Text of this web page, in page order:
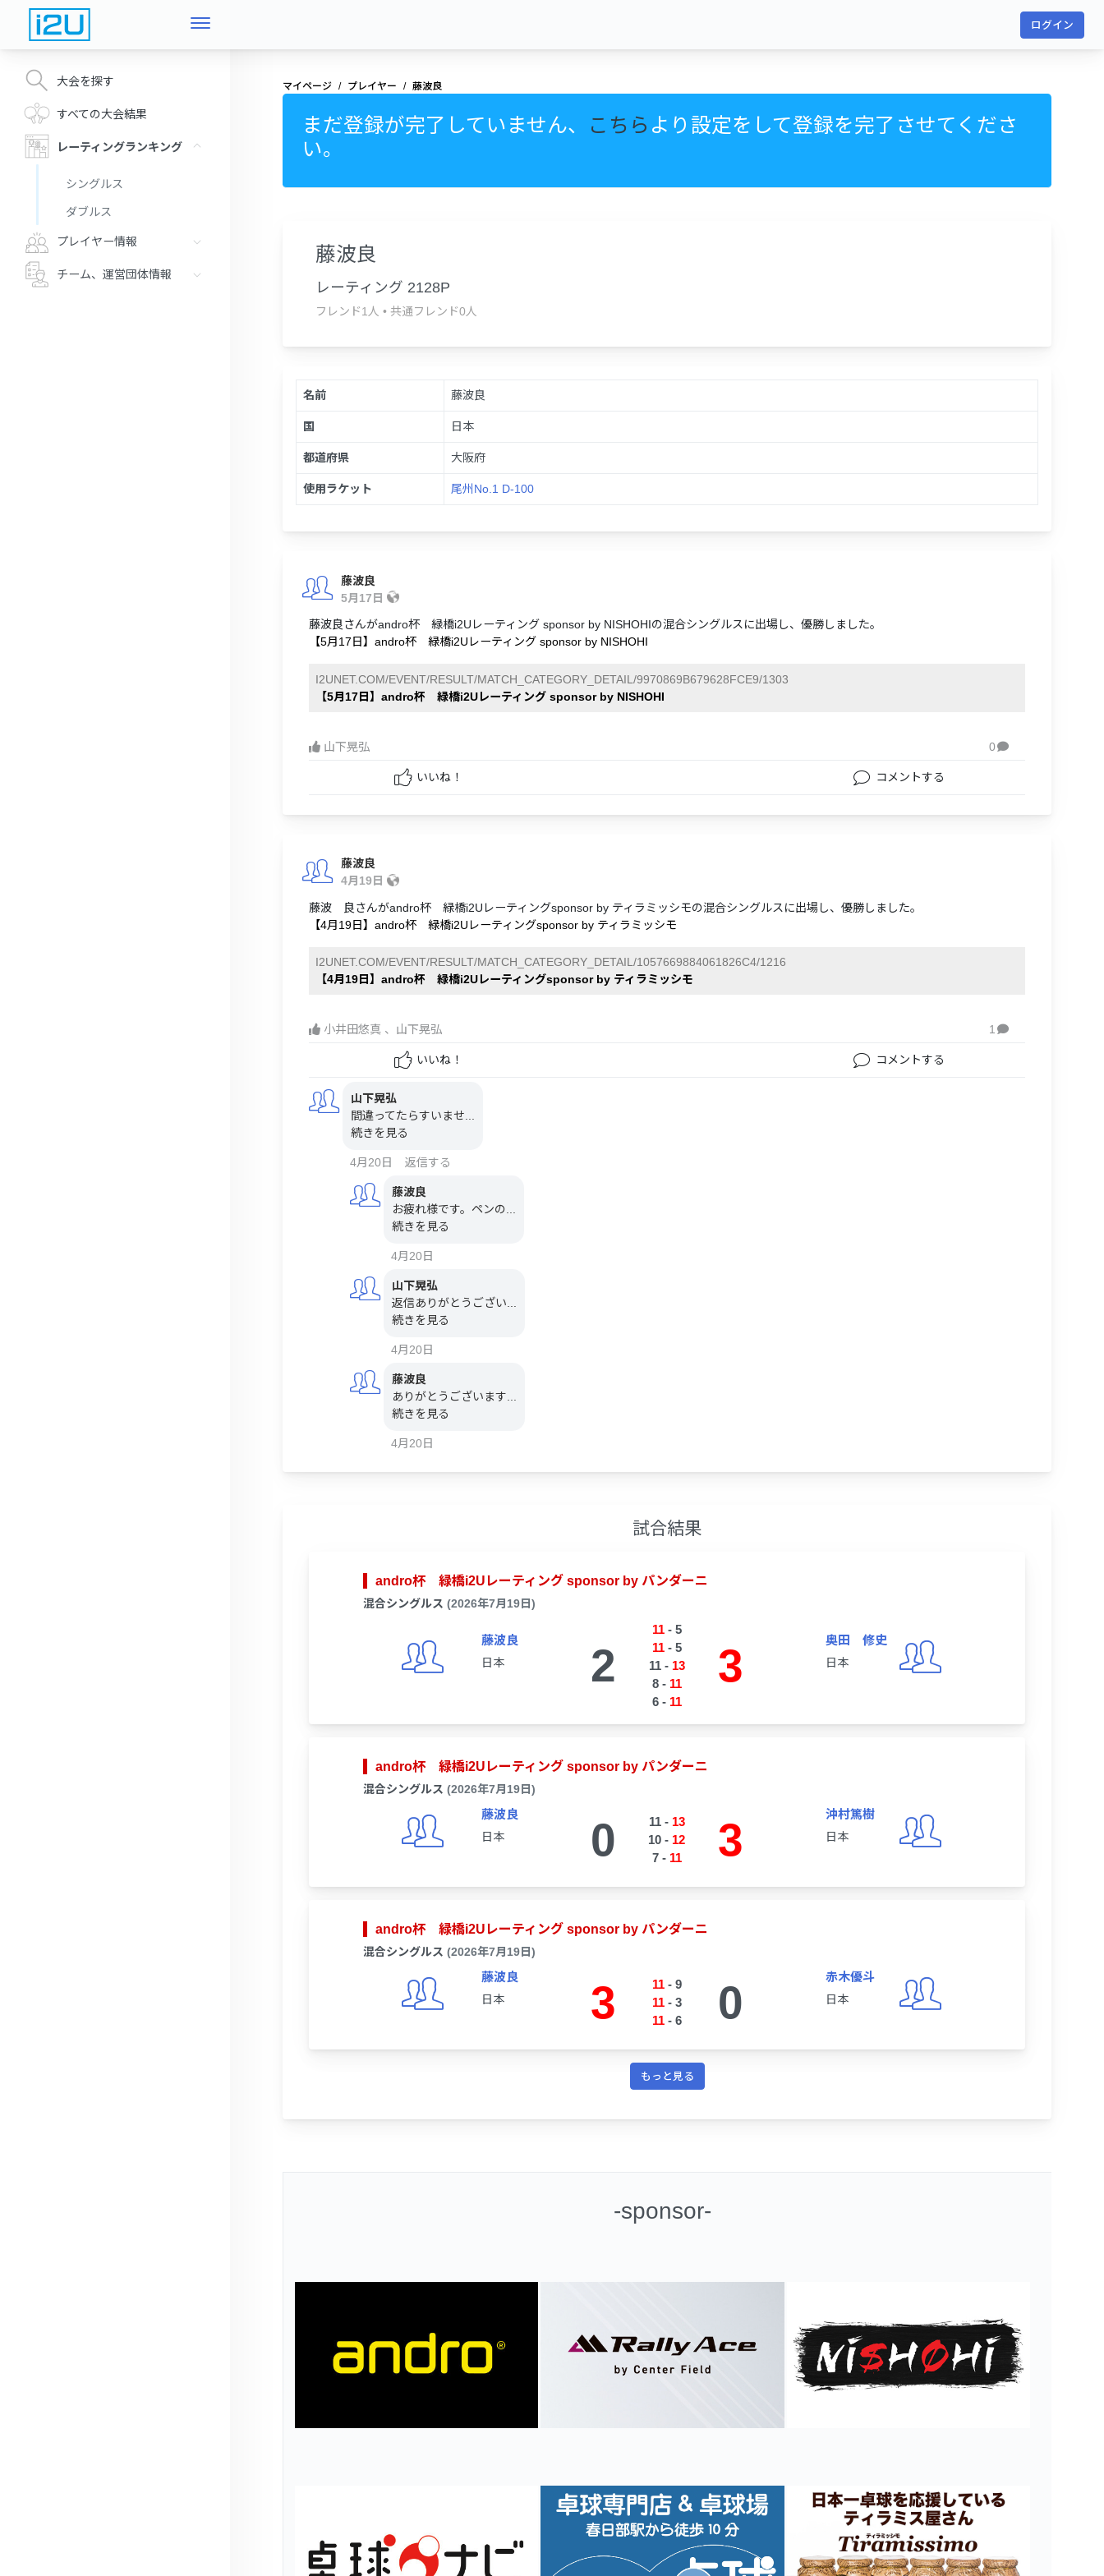
ログイン
大会を探す
すべての大会結果
レーティングランキング
シングルス
ダブルス
プレイヤー情報
チーム、運営団体情報
マイページ プレイヤー 藤波良
まだ登録が完了していません、 こちら より設定をして登録を完了させてくださ
い。
藤波良
レーティング 2128P
フレンド1人 • 共通フレンド0人
名前 藤波良
国 日本
都道府県 大阪府
使用ラケット 尾州No.1 D-100
藤波良
5月17日
藤波良さんがandro杯 緑橋i2Uレーティング sponsor by NISHOHIの混合シングルスに出場し、優勝しました。
【5月17日】andro杯 緑橋i2Uレーティング sponsor by NISHOHI
I2UNET.COM/EVENT/RESULT/MATCH_CATEGORY_DETAIL/9970869B679628FCE9/1303
【5月17日】andro杯 緑橋i2Uレーティング sponsor by NISHOHI
山下晃弘 0
いいね！ コメントする
藤波良
4月19日
藤波 良さんがandro杯 緑橋i2Uレーティングsponsor by ティラミッシモの混合シングルスに出場し、優勝しました。
【4月19日】andro杯 緑橋i2Uレーティングsponsor by ティラミッシモ
I2UNET.COM/EVENT/RESULT/MATCH_CATEGORY_DETAIL/1057669884061826C4/1216
【4月19日】andro杯 緑橋i2Uレーティングsponsor by ティラミッシモ
小井田悠真 、山下晃弘 1 
いいね！ コメントする
山下晃弘
間違ってたらすいませ...
続きを見る
4月20日 返信する
藤波良
お疲れ様です。ペンの...
続きを見る
4月20日
山下晃弘
返信ありがとうござい...
続きを見る
4月20日
藤波良
ありがとうございます...
続きを見る
4月20日
試合結果
andro杯 緑橋i2Uレーティング sponsor by パンダーニ
混合シングルス (2026年7月19日)
藤波良
日本 2
11- 5
11- 5
11- 13
8- 11
6- 11
3
奥田 修史
日本
andro杯 緑橋i2Uレーティング sponsor by パンダーニ
混合シングルス (2026年7月19日)
藤波良
日本 0 11- 13
10 - 12
7- 11 3
沖村篤樹
日本
andro杯 緑橋i2Uレーティング sponsor by パンダーニ
混合シングルス (2026年7月19日)
藤波良
日本 3 11- 9
11- 3
11- 6 0
赤木優斗
日本
もっと見る
-sponsor-